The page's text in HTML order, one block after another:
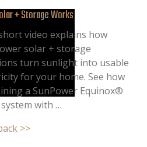
+ Storage Works
video explains how
solar + storage
turn sunlight into usable
for your home. See how
a SunPower Equinox®
with …
>>